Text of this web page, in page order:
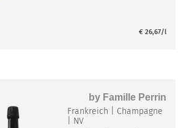
€ 26,67/l
by Famille Perrin
Frankreich
Champagne
NV